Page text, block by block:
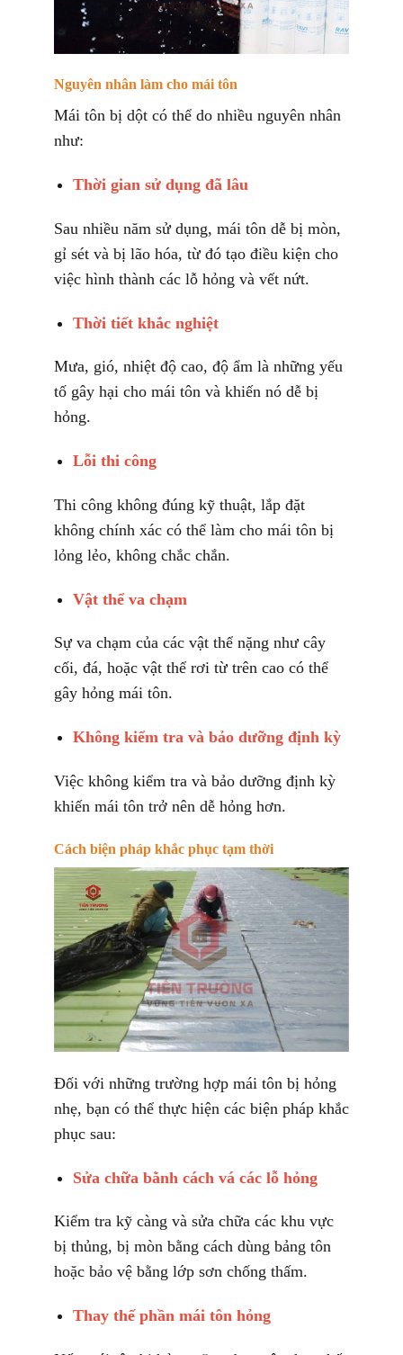
Nguyên nhân làm cho mái tôn
Mái tôn bị dột có thể do nhiều nguyên nhân
như:
Thời gian sử dụng đã lâu
Sau nhiều năm sử dụng, mái tôn dễ bị mòn,
gỉ sét và bị lão hóa, từ đó tạo điều kiện cho
việc hình thành các lỗ hỏng và vết nứt.
Thời tiết khắc nghiệt
Mưa, gió, nhiệt độ cao, độ ẩm là những yếu
tố gây hại cho mái tôn và khiến nó dễ bị
hỏng.
Lỗi thi công
Thi công không đúng kỹ thuật, lắp đặt
không chính xác có thể làm cho mái tôn bị
lỏng lẻo, không chắc chắn.
Vật thể va chạm
Sự va chạm của các vật thể nặng như cây
cối, đá, hoặc vật thể rơi từ trên cao có thể
gây hỏng mái tôn.
Không kiểm tra và bảo dưỡng định kỳ
Việc không kiểm tra và bảo dưỡng định kỳ
khiến mái tôn trở nên dễ hỏng hơn.
Cách biện pháp khắc phục tạm thời
Đối với những trường hợp mái tôn bị hỏng
nhẹ, bạn có thể thực hiện các biện pháp khắc
phục sau:
Sửa chữa bằnh cách vá các lỗ hỏng
Kiểm tra kỹ càng và sửa chữa các khu vực
bị thủng, bị mòn bằng cách dùng bảng tôn
hoặc bảo vệ bằng lớp sơn chống thấm.
Thay thế phần mái tôn hỏng